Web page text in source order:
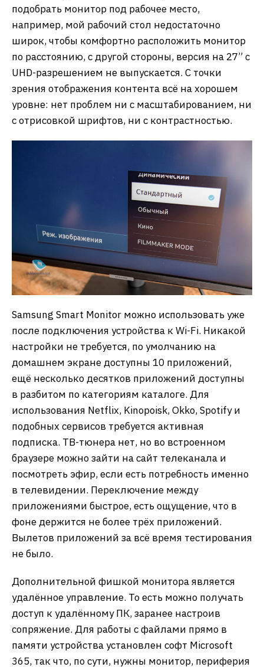
подобрать монитор под рабочее место,
например, мой рабочий стол недостаточно
широк, чтобы комфортно расположить монитор
по расстоянию, с другой стороны, версия на 27” с
UHD-разрешением не выпускается. С точки
зрения отображения контента всё на хорошем
уровне: нет проблем ни с масштабированием, ни
с отрисовкой шрифтов, ни с контрастностью.
Samsung Smart Monitor можно использовать уже
после подключения устройства к Wi-Fi. Никакой
настройки не требуется, по умолчанию на
домашнем экране доступны 10 приложений,
ещё несколько десятков приложений доступны
в разбитом по категориям каталоге. Для
использования Netflix, Kinopoisk, Okko, Spotify и
подобных сервисов требуется активная
подписка. ТВ-тюнера нет, но во встроенном
браузере можно зайти на сайт телеканала и
посмотреть эфир, если есть потребность именно
в телевидении. Переключение между
приложениями быстрое, есть ощущение, что в
фоне держится не более трёх приложений.
Вылетов приложений за всё время тестирования
не было.
Дополнительной фишкой монитора является
удалённое управление. То есть можно получать
доступ к удалённому ПК, заранее настроив
сопряжение. Для работы с файлами прямо в
памяти устройства установлен софт Microsoft
365, так что, по сути, нужны монитор, периферия